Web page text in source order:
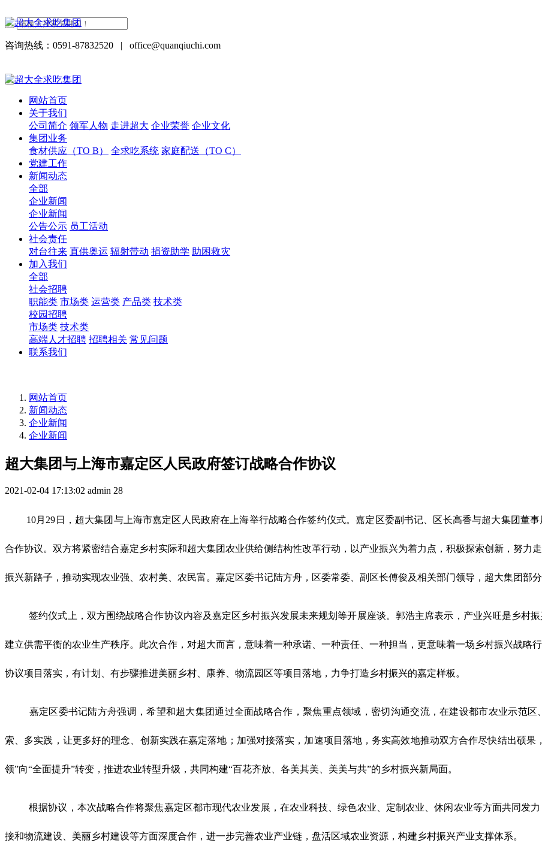
咨询热线：0591-87832520 | office@quanqiuchi.com
网站首页
关于我们
公司简介 领军人物 走进超大 企业荣誉 企业文化
集团业务
食材供应（TO B）
全求吃系统 家庭配送（TO C）
党建工作
新闻动态
全部
企业新闻
企业新闻
公告公示 员工活动
社会责任
对台往来 直供奥运 辐射带动 捐资助学 助困救灾
加入我们
全部
社会招聘
职能类 市场类 运营类 产品类 技术类
校园招聘
市场类 技术类
高端人才招聘 招聘相关 常见问题
联系我们
网站首页
新闻动态
企业新闻
企业新闻
超大集团与上海市嘉定区人民政府签订战略合作协议
2021-02-04 17:13:02 admin 28
10月29日，超大集团与上海市嘉定区人民政府在上海举行战略合作签约仪式。嘉定区委副书记、区长高香与超大集团董
合作协议。双方将紧密结合嘉定乡村实际和超大集团农业供给侧结构性改革行动，以产业振兴为着力点，积极探索创新，努力
振兴新路子，推动实现农业强、农村美、农民富。嘉定区委书记陆方舟，区委常委、副区长傅俊及相关部门领导，超大集团部
签约仪式上，双方围绕战略合作协议内容及嘉定区乡村振兴发展未来规划等开展座谈。郭浩主席表示，产业兴旺是乡村
建立供需平衡的农业生产秩序。此次合作，对超大而言，意味着一种承诺、一种责任、一种担当，更意味着一场乡村振兴战略
协议项目落实，有计划、有步骤推进美丽乡村、康养、物流园区等项目落地，力争打造乡村振兴的嘉定样板。
嘉定区委书记陆方舟强调，希望和超大集团通过全面战略合作，聚焦重点领域，密切沟通交流，在建设都市农业示范
索、多实践，让更多好的理念、创新实践在嘉定落地；加强对接落实，加速项目落地，务实高效地推动双方合作尽快结出硕果
领”向“全面提升”转变，推进农业转型升级，共同构建“百花齐放、各美其美、美美与共”的乡村振兴新局面。
根据协议，本次战略合作将聚焦嘉定区都市现代农业发展，在农业科技、绿色农业、定制农业、休闲农业等方面共同发
接和物流建设、美丽乡村建设等方面深度合作，进一步完善农业产业链，盘活区域农业资源，构建乡村振兴产业支撑体系。